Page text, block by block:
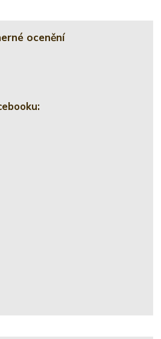
ocenění